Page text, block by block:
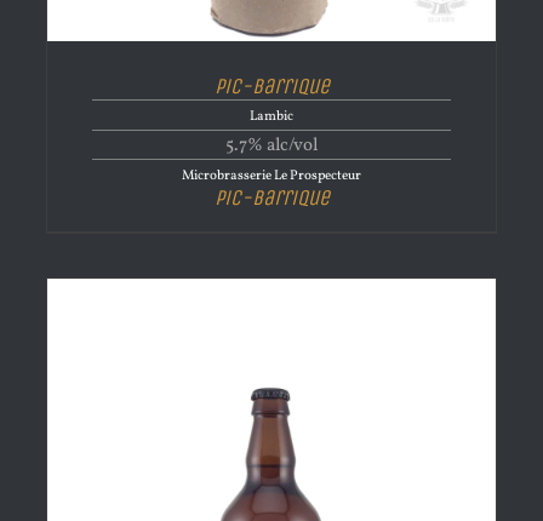
Pic-Barrique
Lambic
5.7% alc/vol
Microbrasserie Le Prospecteur
Pic-Barrique